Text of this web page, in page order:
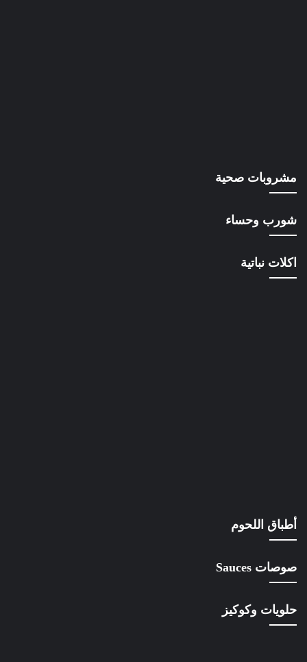
مشروبات صحية
شورب وحساء
اكلات نباتية
أطباق اللحوم
صوصات Sauces
حلويات وكوكيز